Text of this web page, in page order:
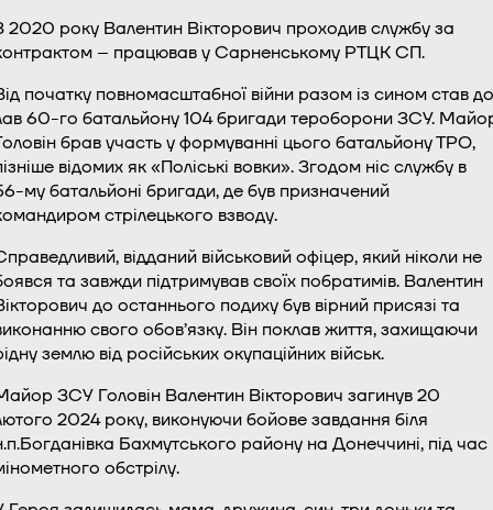
2020 року Валентин Вікторович проходив службу за
– працював у Сарненському РТЦК СП.
початку повномасштабної війни разом із сином став до
60-го батальйону 104 бригади тероборони ЗСУ.
брав участь у формуванні цього батальйону ТРО,
відомих як «Поліські вовки». Згодом ніс службу в
му батальйоні бригади, де був призначений
стрілецького взводу.
відданий військовий офіцер, який ніколи не
та завжди підтримував своїх побратимів. Валентин
до останнього подиху був вірний присязі та
свого обов’язку. Він поклав життя, захищаючи
землю від російських окупаційних військ.
ЗСУ Головін Валентин Вікторович загинув 20
2024 року, виконуючи бойове завдання біля
Бахмутського району на Донеччині, під час
обстрілу.